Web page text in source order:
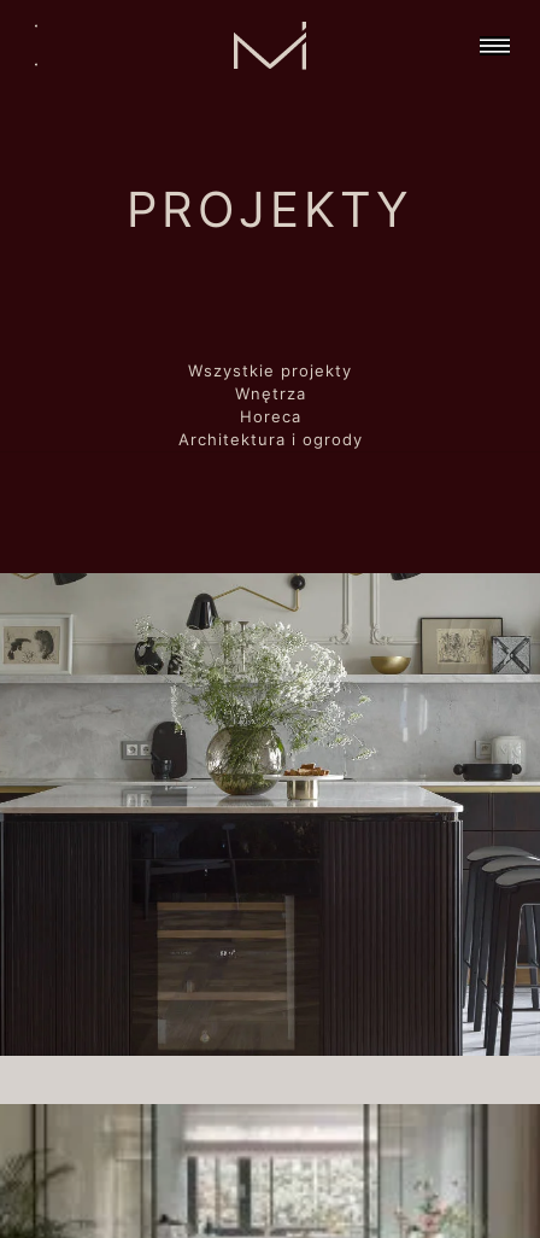
.
.
PROJEKTY
Wszystkie projekty
Architektura i ogrody
Horeca
Wnętrza